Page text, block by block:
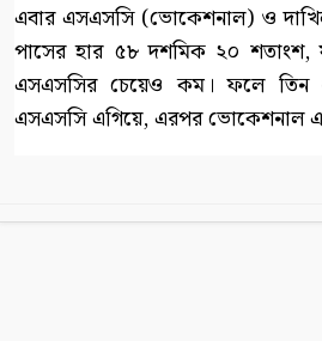
এবার এসএসসি (ভোকেশনাল) ও
পাসের হার ৫৮ দশমিক ২০ শতাংশ,
এসএসসির চেয়েও কম। ফলে তিন
এসএসসি এগিয়ে, এরপর ভোকেশনাল